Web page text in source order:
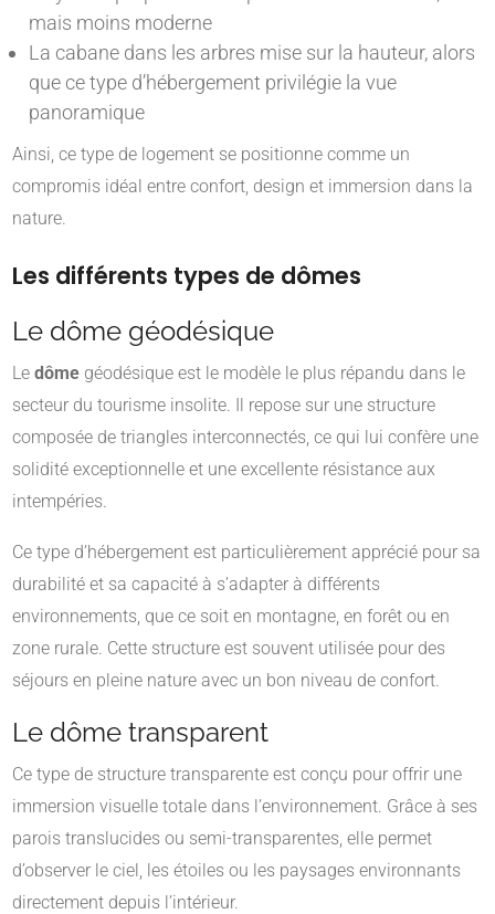
mais moins moderne
La cabane dans les arbres mise sur la hauteur, alors
que ce type d’hébergement privilégie la vue
panoramique
Ainsi, ce type de logement se positionne comme un
compromis idéal entre confort, design et immersion dans la
nature.
Les différents types de dômes
Le dôme géodésique
Le dôme géodésique est le modèle le plus répandu dans le
secteur du tourisme insolite. Il repose sur une structure
composée de triangles interconnectés, ce qui lui confère une
solidité exceptionnelle et une excellente résistance aux
intempéries.
Ce type d’hébergement est particulièrement apprécié pour sa
durabilité et sa capacité à s’adapter à différents
environnements, que ce soit en montagne, en forêt ou en
zone rurale. Cette structure est souvent utilisée pour des
séjours en pleine nature avec un bon niveau de confort.
Le dôme transparent
Ce type de structure transparente est conçu pour offrir une
immersion visuelle totale dans l’environnement. Grâce à ses
parois translucides ou semi-transparentes, elle permet
d’observer le ciel, les étoiles ou les paysages environnants
directement depuis l’intérieur.